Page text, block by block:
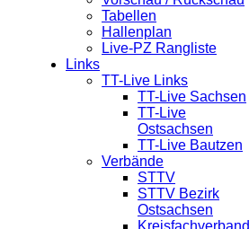
Tabellen
Hallenplan
Live-PZ Rangliste
Links
TT-Live Links
TT-Live Sachsen
TT-Live
Ostsachsen
TT-Live Bautzen
Verbände
STTV
STTV Bezirk
Ostsachsen
Kreisfachverband